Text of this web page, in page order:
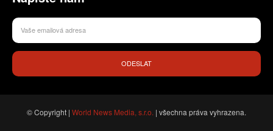
ODESLAT
© Copyright | World News Media, s.r.o. | všechna práva vyhrazena.